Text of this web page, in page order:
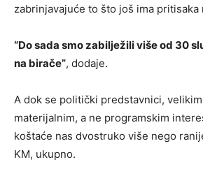
zabrinjavajuće to što još ima pritisaka
“Do sada smo zabilježili više od 30
na birače”, dodaje.
A dok se politički predstavnici,
materijalnim, a ne programskim
koštaće nas dvostruko više nego
KM, ukupno.